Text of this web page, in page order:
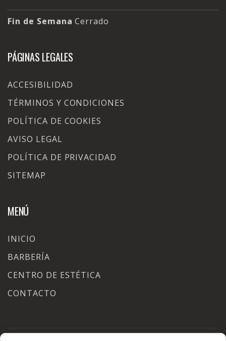
Fin de Semana Cerrado
PÁGINAS LEGALES
ACCESIBILIDAD
TÉRMINOS Y CONDICIONES
POLÍTICA DE COOKIES
AVISO LEGAL
POLÍTICA DE PRIVACIDAD
SITEMAP
MENÚ
INICIO
BARBERÍA
CENTRO DE ESTÉTICA
CONTACTO